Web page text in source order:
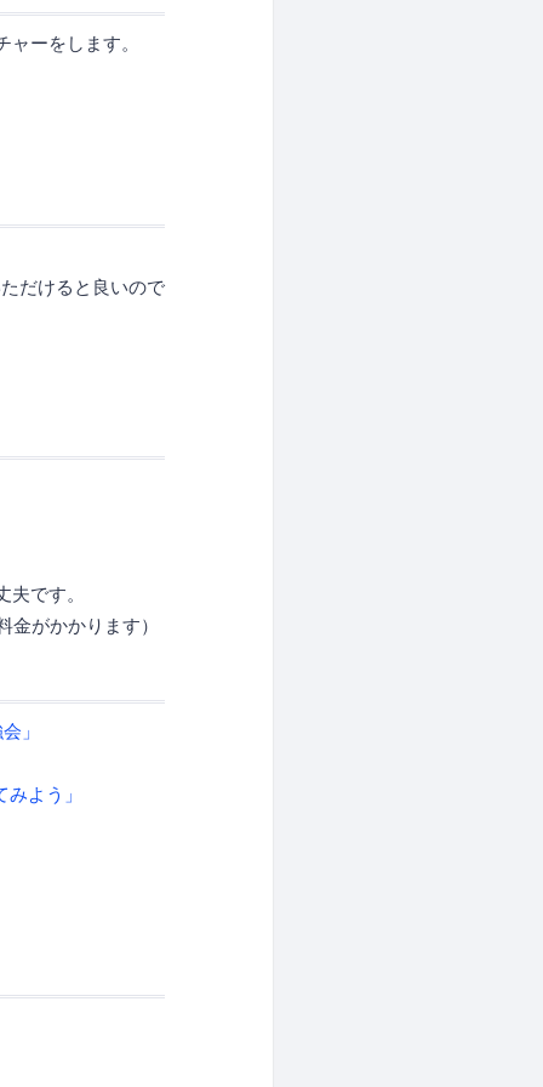
ーをします。
だけると良いので
です。
がかかります）
」
よう」